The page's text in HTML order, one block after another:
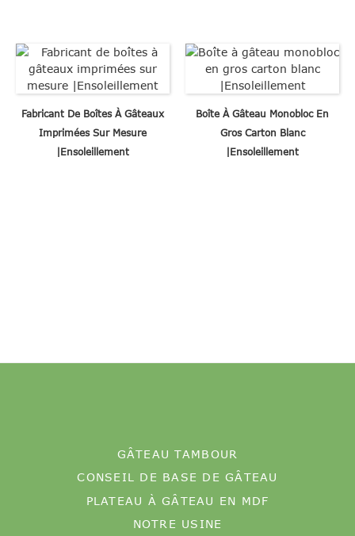
Fabricant De Boîtes À Gâteaux
Imprimées Sur Mesure
|Ensoleillement
Boîte À Gâteau Monobloc En
Gros Carton Blanc
|Ensoleillement
GÂTEAU TAMBOUR
CONSEIL DE BASE DE GÂTEAU
PLATEAU À GÂTEAU EN MDF
NOTRE USINE